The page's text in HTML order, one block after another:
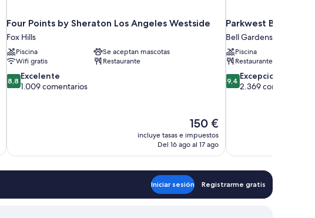
Four Points by Sheraton Los Angeles Westside
Fox Hills
Piscina
Se aceptan mascotas
Wifi gratis
Restaurante
8.8
sobre
8,8 Excelente
1.009 comentarios
El
precio
actual
150 €
150 €
incluye tasas e impuestos
Del 16 ago al 17 ago
Parkwest Bicycle
Bell Gardens
Piscina
Restaurante
9.4
sobre
9,4 Excepcional
2.369 comentarios
Iniciar sesión Registrarme gratis